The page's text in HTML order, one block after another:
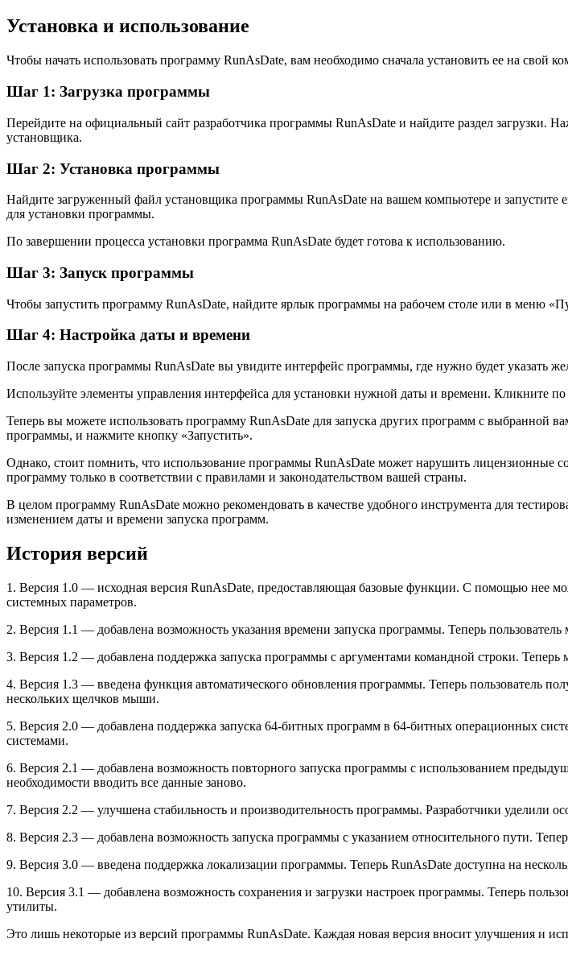
Установка и использование
Чтобы начать использовать программу RunAsDate, вам необходимо сначала установить ее на свой
Шаг 1: Загрузка программы
Перейдите на официальный сайт разработчика программы RunAsDate и найдите раздел загрузки.
установщика.
Шаг 2: Установка программы
Найдите загруженный файл установщика программы RunAsDate на вашем компьютере и запустите
для установки программы.
По завершении процесса установки программа RunAsDate будет готова к использованию.
Шаг 3: Запуск программы
Чтобы запустить программу RunAsDate, найдите ярлык программы на рабочем столе или в меню
Шаг 4: Настройка даты и времени
После запуска программы RunAsDate вы увидите интерфейс программы, где нужно будет указать
Используйте элементы управления интерфейса для установки нужной даты и времени. Кликните
Теперь вы можете использовать программу RunAsDate для запуска других программ с выбранной
программы, и нажмите кнопку «Запустить».
Однако, стоит помнить, что использование программы RunAsDate может нарушить лицензионные
программу только в соответствии с правилами и законодательством вашей страны.
В целом программу RunAsDate можно рекомендовать в качестве удобного инструмента для
изменением даты и времени запуска программ.
История версий
1. Версия 1.0 — исходная версия RunAsDate, предоставляющая базовые функции. С помощью нее
системных параметров.
2. Версия 1.1 — добавлена возможность указания времени запуска программы. Теперь
3. Версия 1.2 — добавлена поддержка запуска программы с аргументами командной строки.
4. Версия 1.3 — введена функция автоматического обновления программы. Теперь пользователь
нескольких щелчков мыши.
5. Версия 2.0 — добавлена поддержка запуска 64-битных программ в 64-битных операционных
системами.
6. Версия 2.1 — добавлена возможность повторного запуска программы с использованием
необходимости вводить все данные заново.
7. Версия 2.2 — улучшена стабильность и производительность программы. Разработчики
8. Версия 2.3 — добавлена возможность запуска программы с указанием относительного пути.
9. Версия 3.0 — введена поддержка локализации программы. Теперь RunAsDate доступна на
10. Версия 3.1 — добавлена возможность сохранения и загрузки настроек программы. Теперь
утилиты.
Это лишь некоторые из версий программы RunAsDate. Каждая новая версия вносит улучшения и